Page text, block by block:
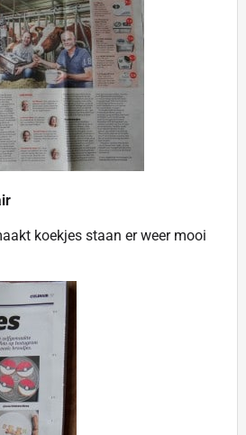
koekjes staan er weer mooi